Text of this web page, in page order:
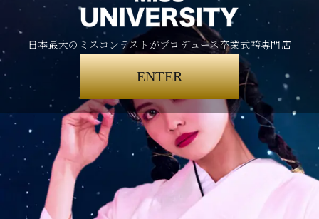
日本最大のミスコンテストがプロデュース卒業式袴専門店
ENTER